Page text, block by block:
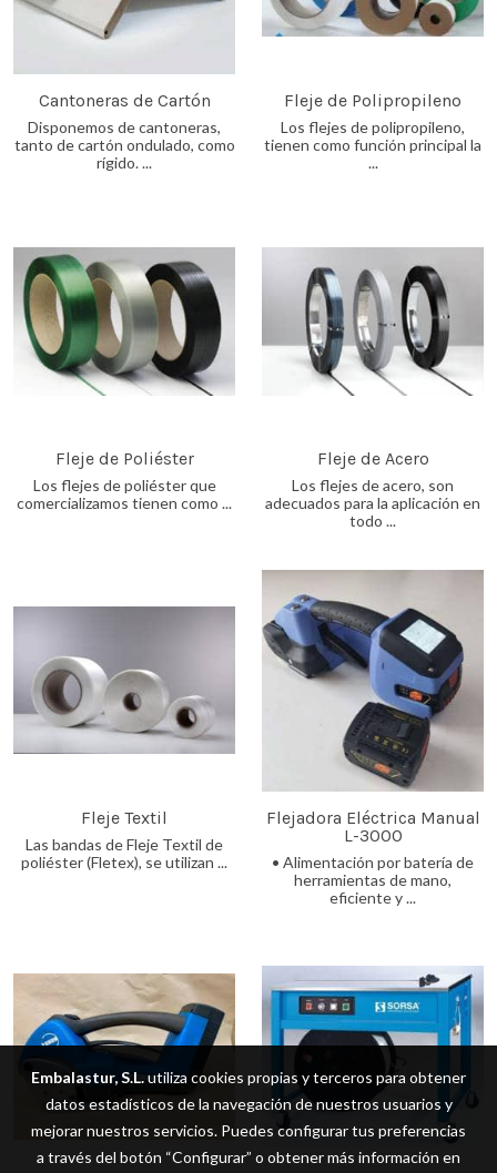
Cantoneras de Cartón
Disponemos de cantoneras,
tanto de cartón ondulado, como
rígido. ...
Fleje de Polipropileno
Los flejes de polipropileno,
tienen como función principal la
...
Fleje de Poliéster
Los flejes de poliéster que
comercializamos tienen como ...
Fleje de Acero
Los flejes de acero, son
adecuados para la aplicación en
todo ...
Fleje Textil
Las bandas de Fleje Textil de
poliéster (Fletex), se utilizan ...
Flejadora Eléctrica Manual
L-3000
• Alimentación por batería de
herramientas de mano,
eficiente y ...
Embalastur, S.L.utiliza cookies propias y terceros para obtener
datos estadísticos de la navegación de nuestros usuarios y
mejorar nuestros servicios. Puedes configurar tus preferencias
a través del botón “Configurar” o obtener más información en